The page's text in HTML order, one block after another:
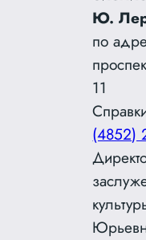
Ю.
по
11
(4852)